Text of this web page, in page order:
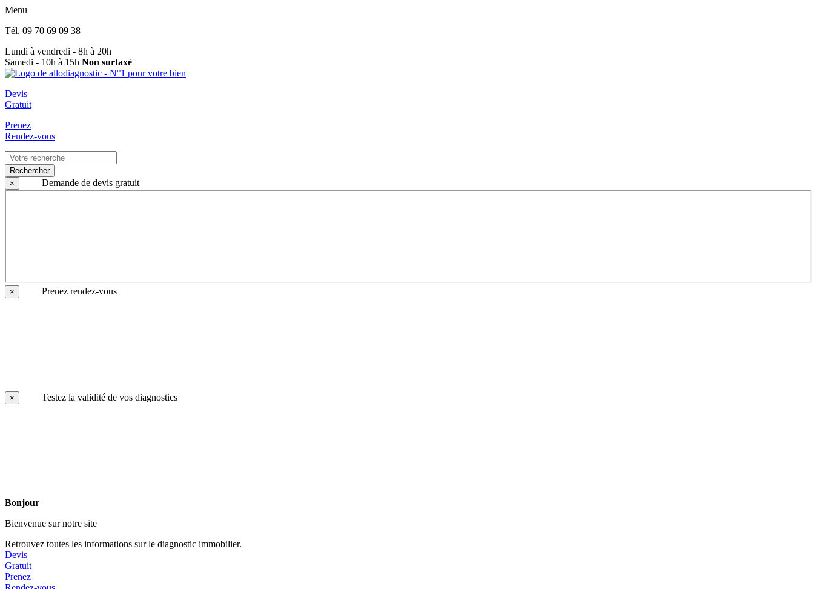
Menu
Tél. 09 70 69 09 38
Lundi à vendredi - 8h à 20h
Samedi - 10h à 15h Non surtaxé
Devis
Gratuit
Prenez
Rendez-vous
Rechercher
×
Demande de devis gratuit
× Prenez rendez-vous
× Testez la validité de vos diagnostics
Bonjour
Bienvenue sur notre site
Retrouvez toutes les informations sur le diagnostic immobilier.
Devis
Gratuit
Prenez